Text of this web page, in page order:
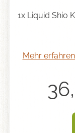
1x Liquid Shio
Mehr